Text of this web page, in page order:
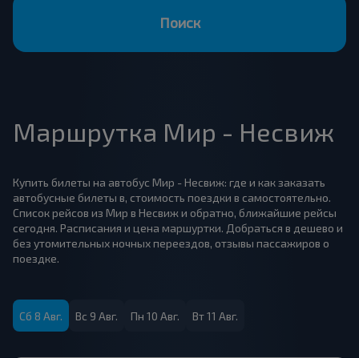
Поиск
Маршрутка Мир - Несвиж
Купить билеты на автобус Мир - Несвиж: где и как заказать
автобусные билеты в, стоимость поездки в самостоятельно.
Список рейсов из Мир в Несвиж и обратно, ближайшие рейсы
сегодня. Расписания и цена маршуртки. Добраться в дешево и
без утомительных ночных переездов, отзывы пассажиров о
поездке.
Сб 8 Авг. Вс 9 Авг. Пн 10 Авг. Вт 11 Авг.